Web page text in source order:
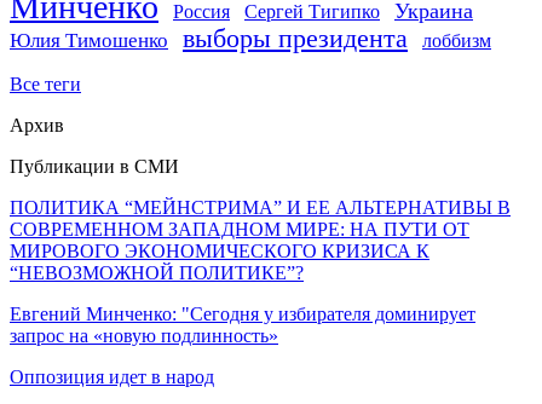
Россия Сергей Тигипко Украина
Юлия Тимошенко выборы президента лоббизм
Все теги
Архив
Публикации в СМИ
ПОЛИТИКА “МЕЙНСТРИМА” И ЕЕ АЛЬТЕРНАТИВЫ В
СОВРЕМЕННОМ ЗАПАДНОМ МИРЕ: НА ПУТИ ОТ
МИРОВОГО ЭКОНОМИЧЕСКОГО КРИЗИСА К
“НЕВОЗМОЖНОЙ ПОЛИТИКЕ”?
Евгений Минченко: "Сегодня у избирателя доминирует
запрос на «новую подлинность»
Оппозиция идет в народ